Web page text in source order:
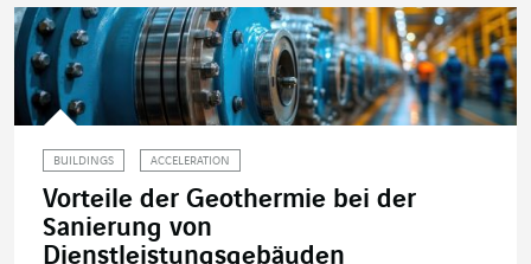
BUILDINGS ACCELERATION
Vorteile der Geothermie bei der
Sanierung von
Dienstleistungsgebäuden